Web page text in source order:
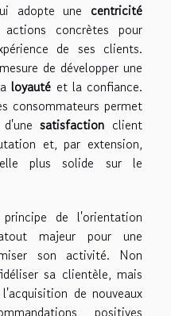
adopte une centricité
concrètes pour
de ses clients.
de développer une
loyauté et la confiance.
consommateurs permet
d'unesatisfaction client
et, par extension,
plus solide sur le
de l'orientation
majeur pour une
son activité. Non
sa clientèle, mais
de nouveaux